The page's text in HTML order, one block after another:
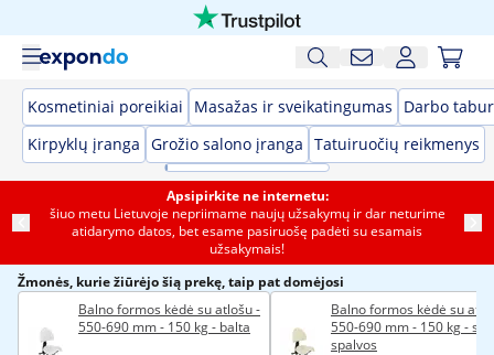
Kosmetiniai poreikiai Masažas ir sveikatingumas
Darbo
Kirpyklų įranga Grožio salono įranga Tatuiruočių reikmenys
Apsipirkite ne internetu:
šiuo metu Lietuvoje nepriimame naujų užsakymų ir dar neturime
atidarymo datos, bet esame pasiruošę padėti su esamais
užsakymais!
Žmonės, kurie žiūrėjo šią prekę, taip pat domėjosi
Balno formos kėdė su atlošu -
550-690 mm - 150 kg - balta
Balno formos kėdė su
550-690 mm - 150 kg -
spalvos